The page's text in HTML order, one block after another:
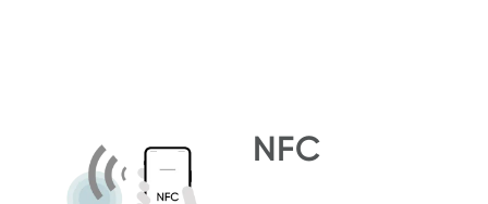
NFC